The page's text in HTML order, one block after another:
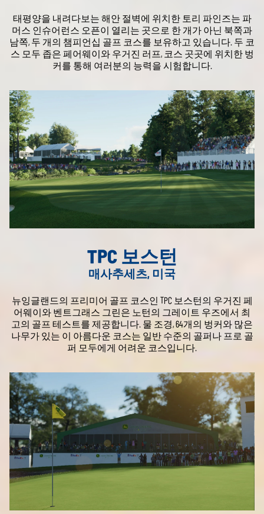
태평양을 내려다보는 해안 절벽에 위치한 토리 파인즈는 파
머스 인슈어런스 오픈이 열리는 곳으로 한 개가 아닌 북쪽과
남쪽, 두 개의 챔피언십 골프 코스를 보유하고 있습니다. 두 코
스 모두 좁은 페어웨이와 우거진 러프, 코스 곳곳에 위치한 벙
커를 통해 여러분의 능력을 시험합니다.
TPC 보스턴
매사추세츠, 미국
뉴잉글랜드의 프리미어 골프 코스인 TPC 보스턴의 우거진 페
어웨이와 벤트그래스 그린은 노턴의 그레이트 우즈에서 최
고의 골프 테스트를 제공합니다. 물 조경, 64개의 벙커와 많은
나무가 있는 이 아름다운 코스는 일반 수준의 골퍼나 프로 골
퍼 모두에게 어려운 코스입니다.